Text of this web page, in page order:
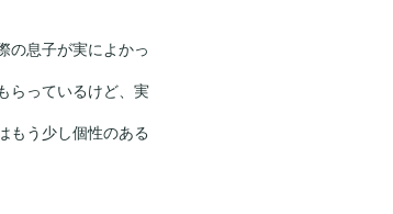
の息子が実によかっ
らっているけど、実
もう少し個性のある